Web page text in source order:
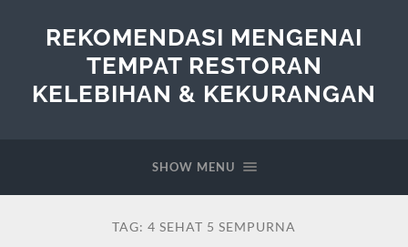
REKOMENDASI MENGENAI
TEMPAT RESTORAN
KELEBIHAN & KEKURANGAN
SHOW MENU
TAG: 4 SEHAT 5 SEMPURNA